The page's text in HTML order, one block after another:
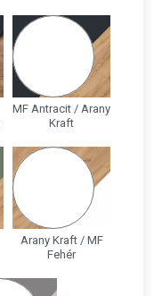
MF Antracit / Arany
Kraft
Arany Kraft / MF
Fehér